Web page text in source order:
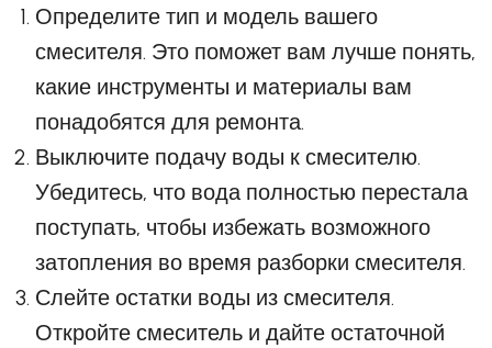
Определите тип и модель вашего
смесителя. Это поможет вам лучше понять,
какие инструменты и материалы вам
понадобятся для ремонта.
Выключите подачу воды к смесителю.
Убедитесь, что вода полностью перестала
поступать, чтобы избежать возможного
затопления во время разборки смесителя.
Слейте остатки воды из смесителя.
Откройте смеситель и дайте остаточной